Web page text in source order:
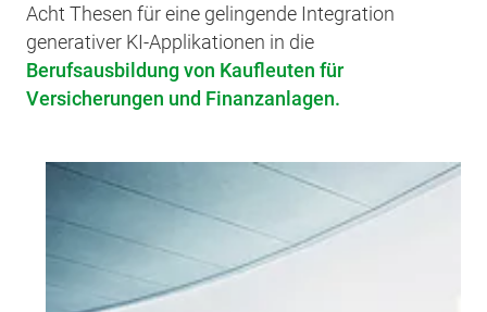
Acht Thesen für eine gelingende Integration
generativer KI-Applikationen in die
Berufsausbildung von Kaufleuten für
Versicherungen und Finanzanlagen.